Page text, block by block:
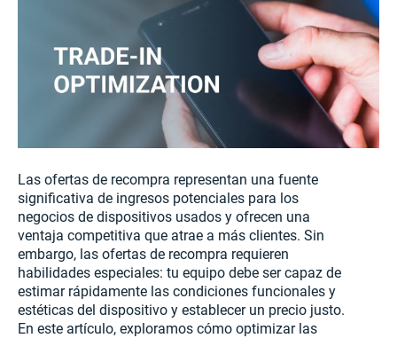
Las ofertas de recompra representan una fuente
significativa de ingresos potenciales para los
negocios de dispositivos usados y ofrecen una
ventaja competitiva que atrae a más clientes. Sin
embargo, las ofertas de recompra requieren
habilidades especiales: tu equipo debe ser capaz de
estimar rápidamente las condiciones funcionales y
estéticas del dispositivo y establecer un precio justo.
En este artículo, exploramos cómo optimizar las